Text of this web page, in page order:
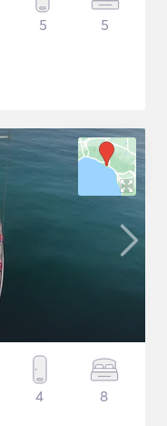
5 5
4 8